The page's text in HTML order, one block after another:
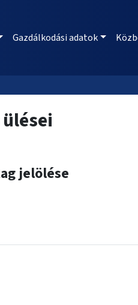
Gazdálkodási adatok
jelölése